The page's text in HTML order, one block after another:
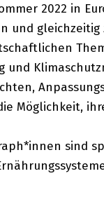
2022 in
und
und
Möglichkeit,
sind